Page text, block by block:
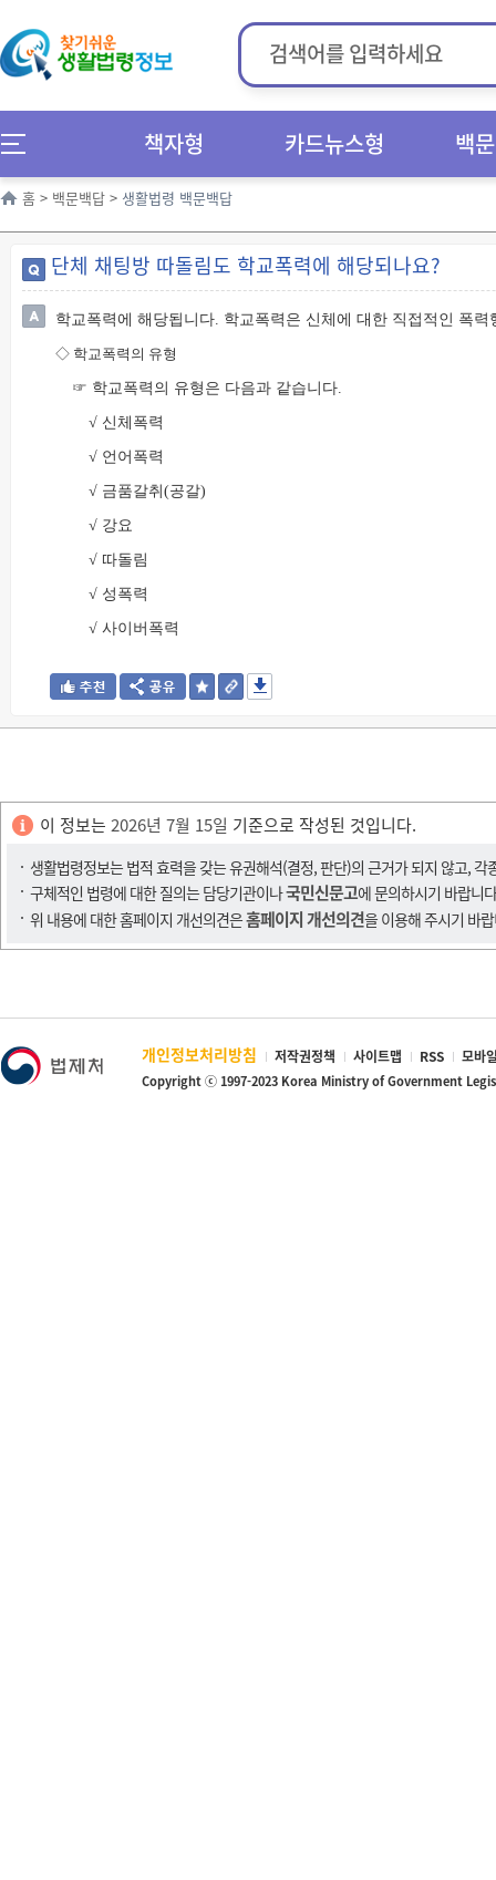
책자형 카드뉴스형 백
홈 > 백문백답 > 생활법령 백문백답
단체 채팅방 따돌림도 학교폭력에 해당되나요?
학교폭력에 해당됩니다. 학교폭력은 신체에 대한 직접적인 폭
◇ 학교폭력의 유형
☞ 학교폭력의 유형은 다음과 같습니다.
√ 신체폭력
√ 언어폭력
√ 금품갈취(공갈)
√ 강요
√ 따돌림
√ 성폭력
√ 사이버폭력
이 정보는 2026년 7월 15일 기준으로 작성된 것입니다.
생활법령정보는 법적 효력을 갖는 유권해석(결정, 판단)의 근거가 되지 않고,
구체적인 법령에 대한 질의는 담당기관이나국민신문고에 문의하시기 바랍니
위 내용에 대한 홈페이지 개선의견은홈페이지 개선의견을 이용해 주시기 바
개인정보처리방침 저작권정책 사이트맵 RSS 모바
Copyright ⓒ 1997-2023 Korea Ministry of Government